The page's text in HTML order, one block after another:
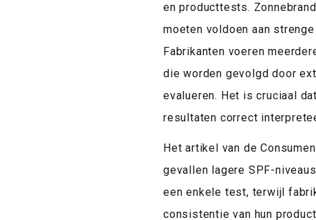
en producttests.
moeten voldoen aan
Fabrikanten voeren
die worden gevolgd door
evalueren. Het is cruciaal
resultaten correct
Het artikel van de
gevallen lagere SPF-
een enkele test, terwijl
consistentie van hun